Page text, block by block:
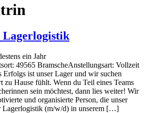
ein Jahr
49565 BramscheAnstellungsart: Vollzeit
Erfolgs ist unser Lager und wir suchen
zu Hause fühlt. Wenn du Teil eines Teams
sein möchtest, dann lies weiter! Wir
und organisierte Person, die unser
Lagerlogistik (m/w/d) in unserem […]